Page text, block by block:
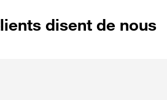
disent de nous